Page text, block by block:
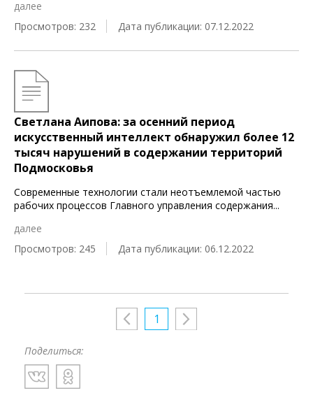
далее
Просмотров: 232
Дата публикации: 07.12.2022
Светлана Аипова: за осенний период
искусственный интеллект обнаружил более 12
тысяч нарушений в содержании территорий
Подмосковья
Современные технологии стали неотъемлемой частью
рабочих процессов Главного управления содержания...
далее
Просмотров: 245
Дата публикации: 06.12.2022
1
Поделиться: